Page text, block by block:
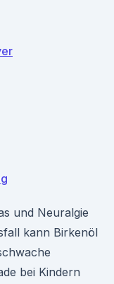
und Neuralgie
kann Birkenöl
bei Kindern